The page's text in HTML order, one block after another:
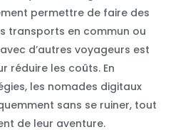
permettre de faire des
transports en commun ou
d’autres voyageurs est
réduire les coûts. En
les nomades digitaux
sans se ruiner, tout
de leur aventure.